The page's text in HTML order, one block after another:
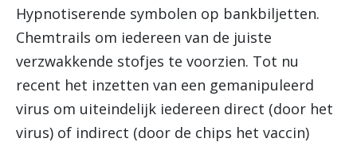
Hypnotiserende symbolen op bankbiljetten.
Chemtrails om iedereen van de juiste
verzwakkende stofjes te voorzien. Tot nu
recent het inzetten van een gemanipuleerd
virus om uiteindelijk iedereen direct (door het
virus) of indirect (door de chips het vaccin)